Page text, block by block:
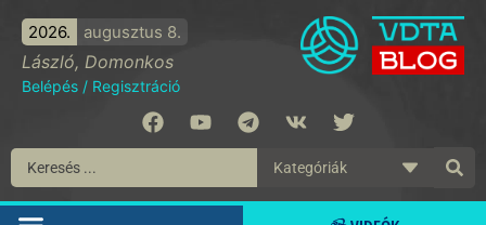
2026. augusztus 8.
László, Domonkos
Belépés / Regisztráció